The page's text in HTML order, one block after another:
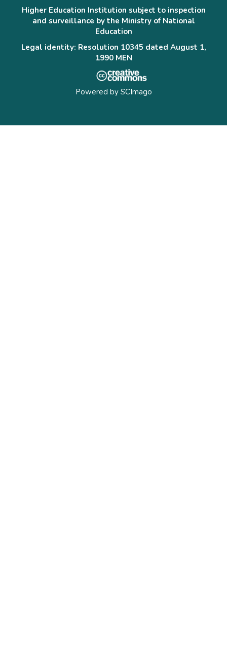
Higher Education Institution subject to inspection
and surveillance by the Ministry of National
Education
Legal identity: Resolution 10345 dated August 1,
1990 MEN
Powered by SCImago